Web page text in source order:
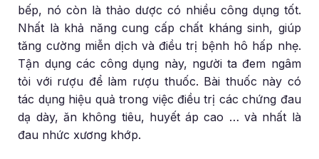
bếp, nó còn là thảo dược có nhiều công dụng tốt.
Nhất là khả năng cung cấp chất kháng sinh, giúp
tăng cường miễn dịch và điều trị bệnh hô hấp nhẹ.
Tận dụng các công dụng này, người ta đem ngâm
tỏi với rượu để làm rượu thuốc. Bài thuốc này có
tác dụng hiệu quả trong việc điều trị các chứng đau
dạ dày, ăn không tiêu, huyết áp cao … và nhất là
đau nhức xương khớp.